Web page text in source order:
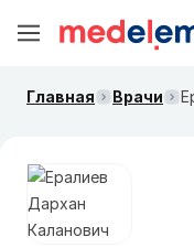
Главная Врачи